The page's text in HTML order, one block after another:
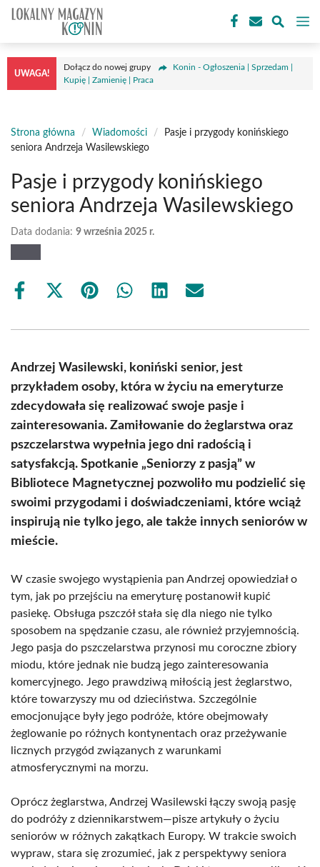
Przejdź
treści
UWAGA!
Dołącz do nowej grupy
Konin - Ogłoszenia | Sprzedam |
Kupię | Zamienię | Praca
Strona główna / Wiadomości /
Pasje i przygody konińskiego
seniora Andrzeja Wasilewskiego
Pasje i przygody konińskiego
seniora Andrzeja Wasilewskiego
Data dodania: 9 września 2025 r.
Share
Share
(Twitter)
Share Share Share Share
Andrzej Wasilewski, koniński senior, jest
przykładem osoby, która w życiu na emeryturze
zdecydowała się realizować swoje pasje i
zainteresowania. Zamiłowanie do żeglarstwa oraz
pszczelarstwa wypełnia jego dni radością i
satysfakcją. Spotkanie „Seniorzy z pasją” w
Bibliotece Magnetycznej pozwoliło mu podzielić się
swoimi przygodami i doświadczeniami, które wciąż
inspirują nie tylko jego, ale także innych seniorów w
mieście.
W czasie swojego wystąpienia pan Andrzej opowiedział o
tym, jak po przejściu na emeryturę postanowił kupić
pasiekę. Obsługa pszczół stała się dla niego nie tylko
sposobem na spędzanie czasu, ale również przyjemnością.
Jego pasja do pszczelarstwa przynosi mu coroczne zbiory
miodu, które jednak nie budzą jego zainteresowania
komercyjnego. Jego prawdziwą miłością jest żeglarstwo,
które towarzyszy mu od dzieciństwa. Szczególnie
emocjonujące były jego podróże, które obejmowały
żeglowanie po różnych kontynentach oraz przeżywanie
licznych przygód związanych z warunkami
atmosferycznymi na morzu.
Oprócz żeglarstwa, Andrzej Wasilewski łączy swoją pasję
do podróży z dziennikarstwem—pisze artykuły o życiu
seniorów w różnych zakątkach Europy. W trakcie swoich
wypraw, stara się zrozumieć, jak z perspektywy seniora